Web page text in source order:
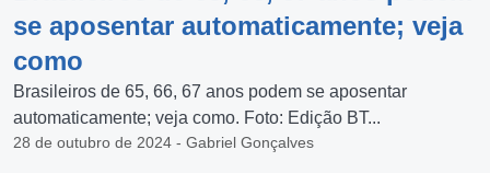
se aposentar automaticamente; veja
como
Brasileiros de 65, 66, 67 anos podem se aposentar
automaticamente; veja como. Foto: Edição BT...
28 de outubro de 2024 - Gabriel Gonçalves